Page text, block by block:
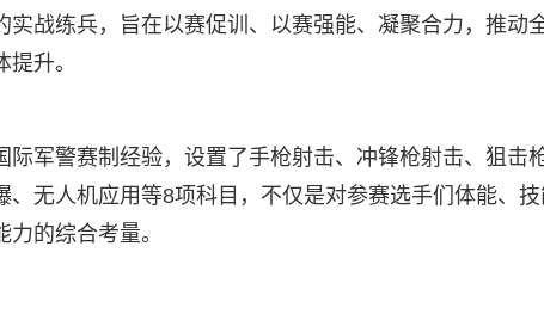
战练兵，旨在以赛促训、以赛强能、凝聚合力，推动
升。
军警赛制经验，设置了手枪射击、冲锋枪射击、狙击
无人机应用等8项科目，不仅是对参赛选手们体能、
的综合考量。